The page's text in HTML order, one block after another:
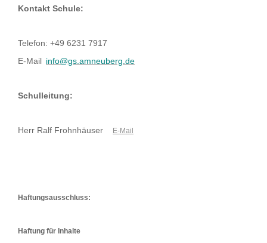
Kontakt Schule:
Telefon: +49 6231 7917
E-Mail info@gs.amneuberg.de
Schulleitung:
Herr Ralf Frohnhäuser E-Mail
H aftungsausschluss:
Haftung für Inhalte